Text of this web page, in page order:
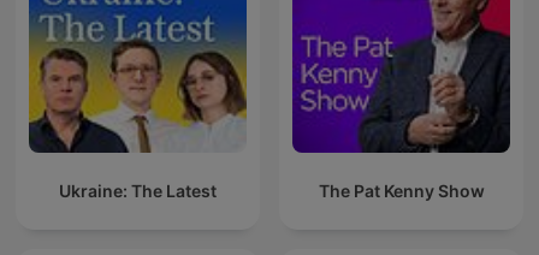
Ukraine: The Latest The Pat Kenny Show